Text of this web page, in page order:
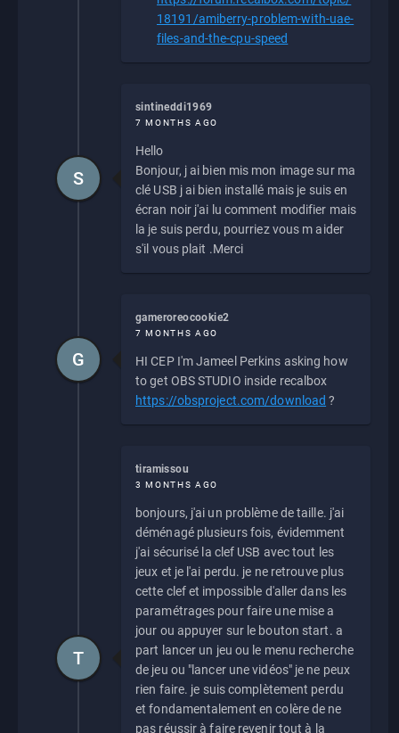
18191/amiberry-problem-with-uae-
files-and-the-cpu-speed
sintineddi1969
7 MONTHS AGO
Hello
Bonjour, j ai bien mis mon image sur ma
clé USB j ai bien installé mais je suis en
écran noir j'ai lu comment modifier mais
la je suis perdu, pourriez vous m aider
s'il vous plait .Merci
S
gameroreocookie2
7 MONTHS AGO
HI CEP I'm Jameel Perkins asking how
to get OBS STUDIO inside recalbox
https://obsproject.com/download ?
G
tiramissou
3 MONTHS AGO
bonjours, j'ai un problème de taille. j'ai
déménagé plusieurs fois, évidemment
j'ai sécurisé la clef USB avec tout les
jeux et je l'ai perdu. je ne retrouve plus
cette clef et impossible d'aller dans les
paramétrages pour faire une mise a
jour ou appuyer sur le bouton start. a
part lancer un jeu ou le menu recherche
de jeu ou "lancer une vidéos" je ne peux
rien faire. je suis complètement perdu
et fondamentalement en colère de ne
pas réussir à faire revenir tout à la
T